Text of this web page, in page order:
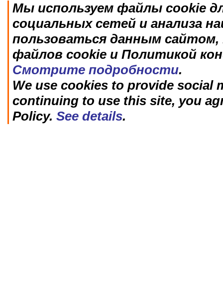
Мы используем файлы cookie
социальных сетей и анализа
пользоваться данным
файлов cookie и Политикой
Смотрите подробности.
We use cookies to provide social
continuing to use this site, you
Policy. See details.